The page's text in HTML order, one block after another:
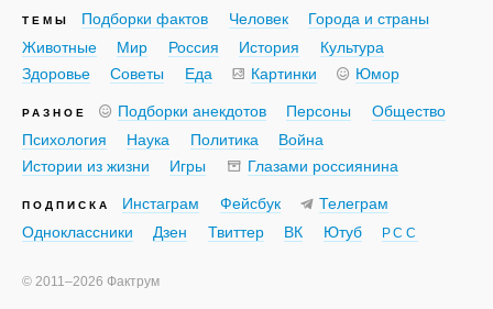
ТЕМЫ Подборки фактов Человек
Города и страны
Животные
Мир Россия История
Культура
Здоровье
Советы Еда Картинки Юмор
РАЗНОЕ Подборки анекдотов Персоны
Общество
Психология
Наука Политика
Война
Истории из жизни
Игры Глазами россиянина
ПОДПИСКА Инстаграм Фейсбук
Телеграм
Одноклассники
Дзен Твиттер ВК Ютуб РСС
© 2011–2026 Фактрум